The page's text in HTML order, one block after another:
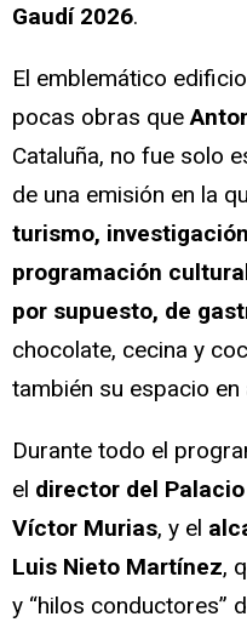
Gaudí 2026.
El emblemático
pocas obras que
Cataluña, no fue solo
de una emisión en la
turismo,
programación
por supuesto, de
chocolate, cecina y
también su espacio en
Durante todo el
el director del
Víctor Murias, y el
Luis Nieto Martínez,
y “hilos conductores”